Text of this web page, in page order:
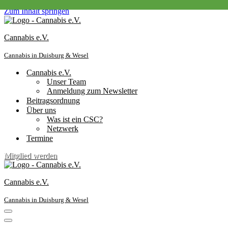
Zum Inhalt springen
Cannabis e.V.
Cannabis in Duisburg & Wesel
Cannabis e.V.
Unser Team
Anmeldung zum Newsletter
Beitragsordnung
Über uns
Was ist ein CSC?
Netzwerk
Termine
Mitglied werden
Cannabis e.V.
Cannabis in Duisburg & Wesel
Navigationsmenü
Navigationsmenü